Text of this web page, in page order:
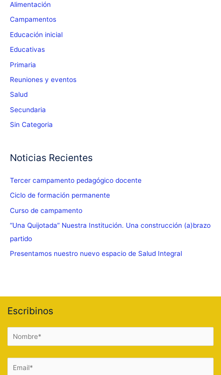
Alimentación
Campamentos
Educación inicial
Educativas
Primaria
Reuniones y eventos
Salud
Secundaria
Sin Categoria
Noticias Recientes
Tercer campamento pedagógico docente
Ciclo de formación permanente
Curso de campamento
“Una Quijotada” Nuestra Institución. Una construcción (a)brazo
partido
Presentamos nuestro nuevo espacio de Salud Integral
Escribinos